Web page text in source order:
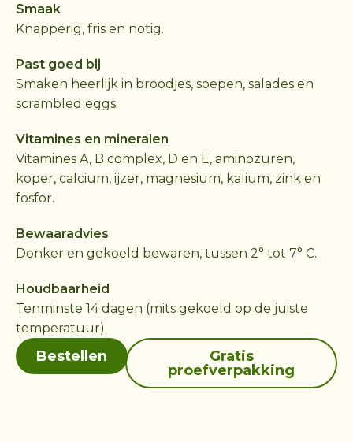
Smaak
Knapperig, fris en notig.
Past goed bij
Smaken heerlijk in broodjes, soepen, salades en
scrambled eggs.
Vitamines en mineralen
Vitamines A, B complex, D en E, aminozuren,
koper, calcium, ijzer, magnesium, kalium, zink en
fosfor.
Bewaaradvies
Donker en gekoeld bewaren, tussen 2° tot 7° C.
Houdbaarheid
Tenminste 14 dagen (mits gekoeld op de juiste
temperatuur).
Bestellen
Gratis
proefverpakking